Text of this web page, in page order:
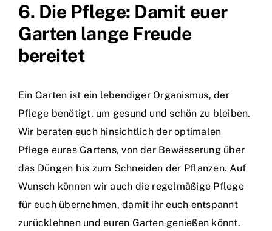
6. Die Pflege: Damit euer
Garten lange Freude
bereitet
Ein Garten ist ein lebendiger Organismus, der
Pflege benötigt, um gesund und schön zu bleiben.
Wir beraten euch hinsichtlich der optimalen
Pflege eures Gartens, von der Bewässerung über
das Düngen bis zum Schneiden der Pflanzen. Auf
Wunsch können wir auch die regelmäßige Pflege
für euch übernehmen, damit ihr euch entspannt
zurücklehnen und euren Garten genießen könnt.